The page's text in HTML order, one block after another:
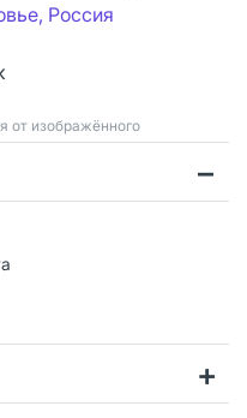
Россия
от изображённого